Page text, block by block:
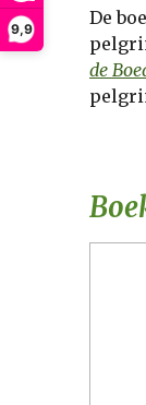
9,9
De
de